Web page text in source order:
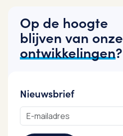
Nieuwsbrief
Op de hoogte
blijven van onze
ontwikkelingen?